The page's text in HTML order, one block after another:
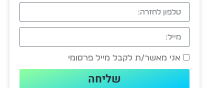
אני מאשר/ת לקבל מייל פרסומי
שליחה